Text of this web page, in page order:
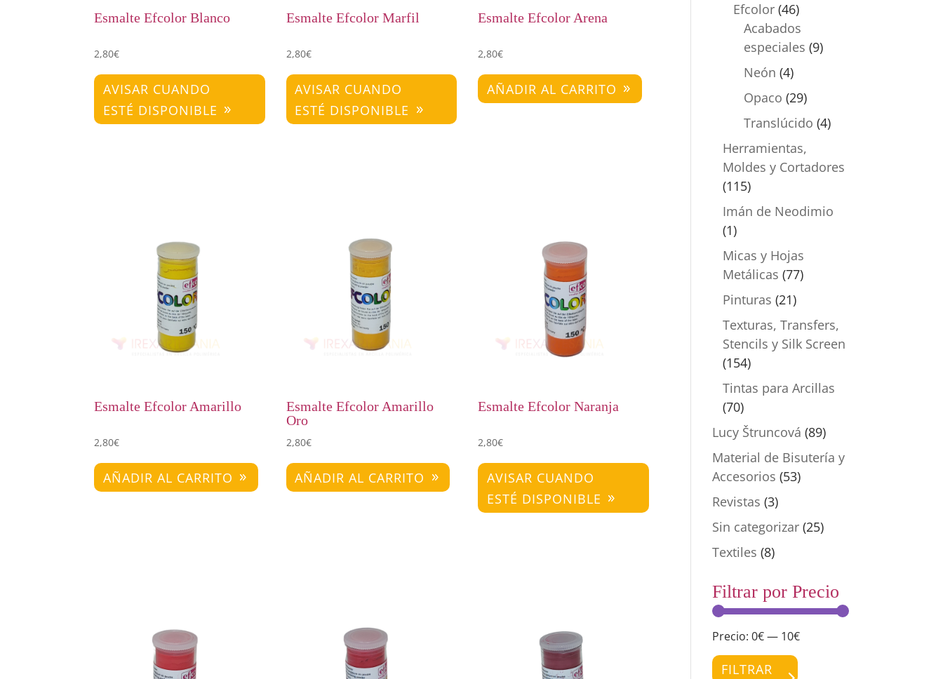
Esmalte Efcolor Blanco
2,80€
AVISAR CUANDO
ESTÉ DISPONIBLE
Esmalte Efcolor Marfil
2,80€
AVISAR CUANDO
ESTÉ DISPONIBLE
Esmalte Efcolor Arena
2,80€
AÑADIR AL CARRITO
Esmalte Efcolor Amarillo
2,80€
AÑADIR AL CARRITO
Esmalte Efcolor Amarillo
Oro
2,80€
AÑADIR AL CARRITO
Esmalte Efcolor Naranja
2,80€
AVISAR CUANDO
ESTÉ DISPONIBLE
Efcolor (46)
Acabados
especiales (9)
Neón (4)
Opaco (29)
Translúcido (4)
Herramientas,
Moldes y Cortadores
(115)
Imán de Neodimio
(1)
Micas y Hojas
Metálicas (77)
Pinturas (21)
Texturas, Transfers,
Stencils y Silk Screen
(154)
Tintas para Arcillas
(70)
Lucy Štruncová (89)
Material de Bisutería y
Accesorios (53)
Revistas (3)
Sin categorizar (25)
Textiles (8)
Filtrar por Precio
FILTRAR
Precio:0€— 10€